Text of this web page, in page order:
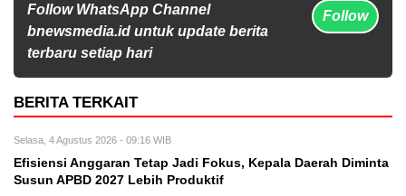
Follow WhatsApp Channel
bnewsmedia.id untuk update berita
terbaru setiap hari
Follow
BERITA TERKAIT
Selasa, 4 Agustus 2026 - 09:16 WIB
Efisiensi Anggaran Tetap Jadi Fokus, Kepala Daerah Diminta
Susun APBD 2027 Lebih Produktif